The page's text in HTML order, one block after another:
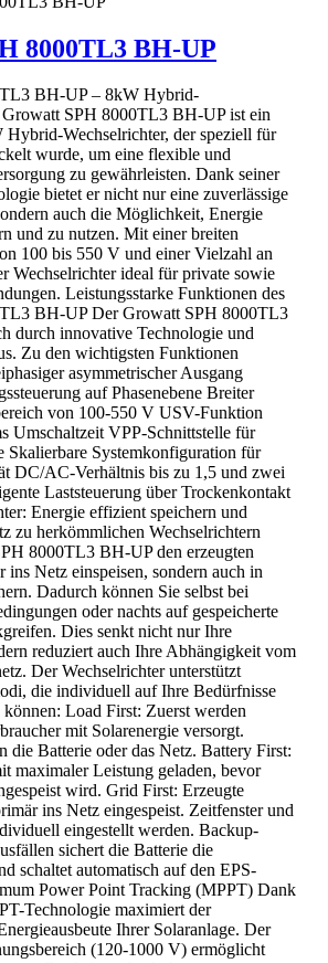
8000TL3 BH-UP
BH-UP – 8kW Hybrid-
Growatt SPH 8000TL3 BH-UP ist ein
Hybrid-Wechselrichter, der speziell für
wurde, um eine flexible und
zu gewährleisten. Dank seiner
bietet er nicht nur eine zuverlässige
auch die Möglichkeit, Energie
und zu nutzen. Mit einer breiten
100 bis 550 V und einer Vielzahl an
Wechselrichter ideal für private sowie
Leistungsstarke Funktionen des
BH-UP Der Growatt SPH 8000TL3
durch innovative Technologie und
Zu den wichtigsten Funktionen
asymmetrischer Ausgang
auf Phasenebene Breiter
von 100-550 V USV-Funktion
Umschaltzeit VPP-Schnittstelle für
Systemkonfiguration für
DC/AC-Verhältnis bis zu 1,5 und zwei
Laststeuerung über Trockenkontakt
Energie effizient speichern und
zu herkömmlichen Wechselrichtern
8000TL3 BH-UP den erzeugten
ins Netz einspeisen, sondern auch in
Dadurch können Sie selbst bei
oder nachts auf gespeicherte
Dies senkt nicht nur Ihre
reduziert auch Ihre Abhängigkeit vom
Der Wechselrichter unterstützt
die individuell auf Ihre Bedürfnisse
Load First: Zuerst werden
mit Solarenergie versorgt.
die Batterie oder das Netz. Battery First:
maximaler Leistung geladen, bevor
wird. Grid First: Erzeugte
ins Netz eingespeist. Zeitfenster und
eingestellt werden. Backup-
sichert die Batterie die
schaltet automatisch auf den EPS-
Power Point Tracking (MPPT) Dank
Technologie maximiert der
Ihrer Solaranlage. Der
(120-1000 V) ermöglicht